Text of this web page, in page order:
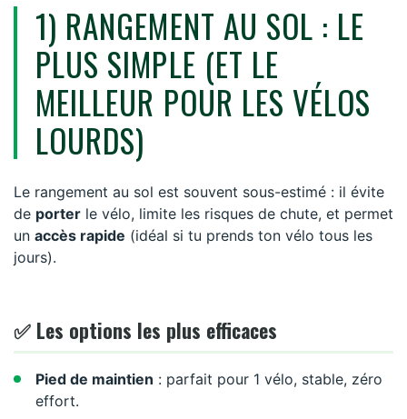
1) RANGEMENT AU SOL : LE
PLUS SIMPLE (ET LE
MEILLEUR POUR LES VÉLOS
LOURDS)
Le rangement au sol est souvent sous-estimé : il évite
de porter le vélo, limite les risques de chute, et permet
un accès rapide (idéal si tu prends ton vélo tous les
jours).
✅ Les options les plus efficaces
Pied de maintien : parfait pour 1 vélo, stable, zéro
effort.